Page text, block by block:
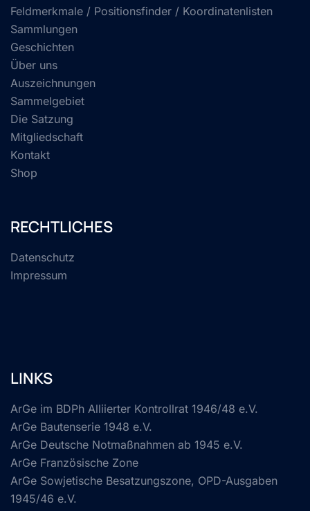
Feldmerkmale / Positionsfinder / Koordinatenlisten
Sammlungen
Geschichten
Über uns
Auszeichnungen
Sammelgebiet
Die Satzung
Mitgliedschaft
Kontakt
Shop
RECHTLICHES
Datenschutz
Impressum
LINKS
ArGe im BDPh Alliierter Kontrollrat 1946/48 e.V.
ArGe Bautenserie 1948 e.V.
ArGe Deutsche Notmaßnahmen ab 1945 e.V.
ArGe Französische Zone
ArGe Sowjetische Besatzungszone, OPD-Ausgaben
1945/46 e.V.